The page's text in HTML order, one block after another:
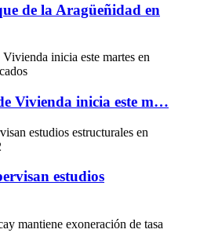
de la Aragüeñidad en
Vivienda inicia este m…
estudios